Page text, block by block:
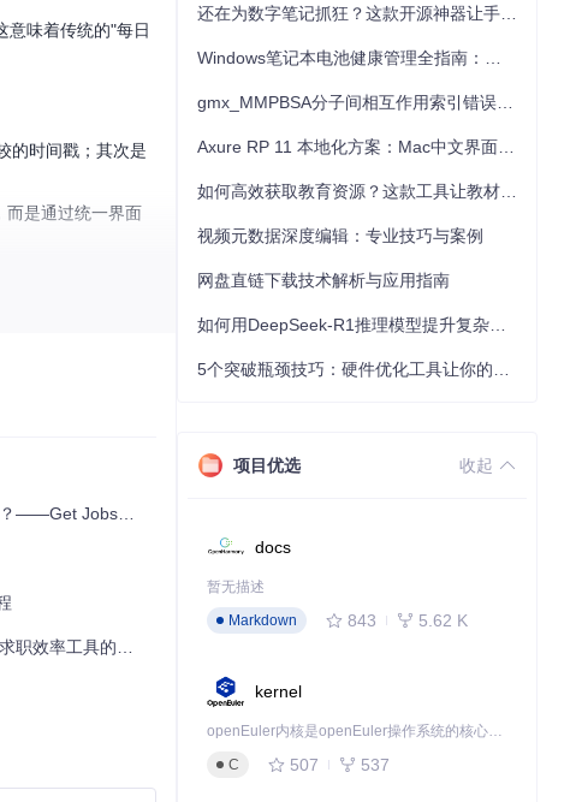
意味着传统的"每日
的时间戳；其次是
而是通过统一界面
密集，他利用这
并设置了每日16:0
动化求职解决方案
工具的完美结合
视频元数据深度编辑：专业技巧与案例
网盘直链下载技术解析与应用指南
项目优选 收起
docs
暂无描述
Markdown
843 5.62 K
kernel
openEuler内核是openEuler操作系统的核心，既是系统性能与稳定性的基石，也是连接处理器、设备与服务的桥梁。
C
507 537